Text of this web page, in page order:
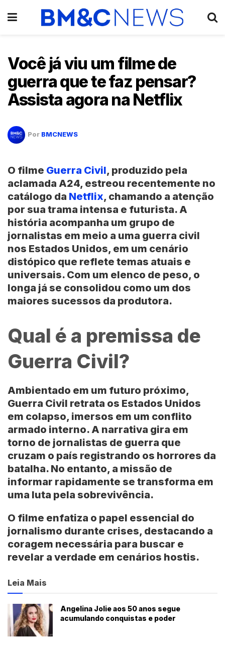
Você já viu um filme de
guerra que te faz pensar?
Assista agora na Netflix
Por BMCNEWS
O filme Guerra Civil, produzido pela
aclamada A24, estreou recentemente no
catálogo da Netflix, chamando a atenção
por sua trama intensa e futurista. A
história acompanha um grupo de
jornalistas em meio a uma guerra civil
nos Estados Unidos, em um cenário
distópico que reflete temas atuais e
universais. Com um elenco de peso, o
longa já se consolidou como um dos
maiores sucessos da produtora.
Qual é a premissa de
Guerra Civil?
Ambientado em um futuro próximo,
Guerra Civil retrata os Estados Unidos
em colapso, imersos em um conflito
armado interno. A narrativa gira em
torno de jornalistas de guerra que
cruzam o país registrando os horrores da
batalha. No entanto, a missão de
informar rapidamente se transforma em
uma luta pela sobrevivência.
O filme enfatiza o papel essencial do
jornalismo durante crises, destacando a
coragem necessária para buscar e
revelar a verdade em cenários hostis.
Leia Mais
Angelina Jolie aos 50 anos segue
acumulando conquistas e poder